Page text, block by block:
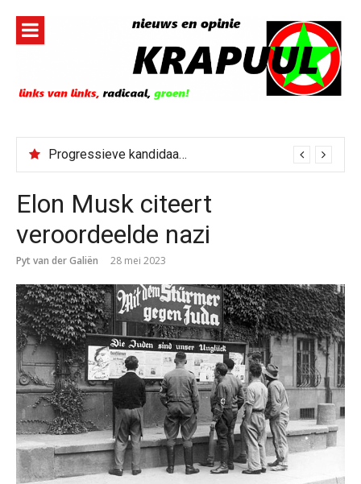
inhoud
Progressieve kandidaat El-Sayed senaatskandidaat Michigan
Elon Musk citeert
veroordeelde nazi
Pyt van der Galiën 28 mei 2023